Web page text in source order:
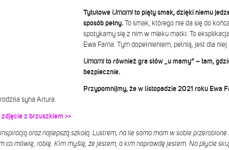
Tytułowe Umamito piąty smak, dzięki niemu
sposób pełny.
To smak, którego nie da się do
spotykamy się z nim w mleku matki. To
Ewa Farna. Tym dopełnieniem, pełnią, jest dla
Umamito również gra słów „u mamy” – tam,
bezpiecznie.
Przypomnijmy, że w listopadzie 2021 roku Ewa
syna Artura.
z brzuszkiem >>
oraz najlepszą szkołą. Lustrem, na ile sama mam w sobie
co mówię, robię. Kim myślę, że jestem, a kim naprawdę jestem. Na płycie